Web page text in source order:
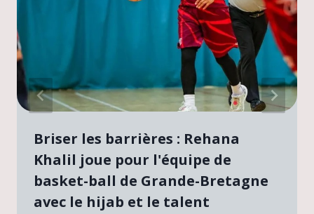
Briser les barrières : Rehana
Khalil joue pour l'équipe de
basket-ball de Grande-Bretagne
avec le hijab et le talent